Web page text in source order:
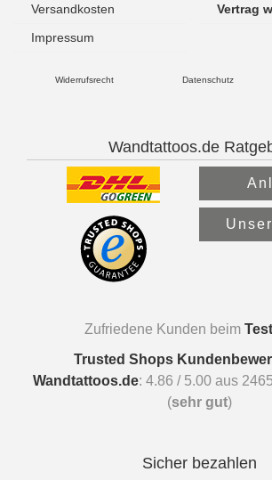
Versandkosten
Vertrag
Impressum
Widerrufsrecht Datenschutz
Wandtattoos.de
Zufriedene Kunden beim
Trusted Shops
Wandtattoos.de: 4.86 / 5.00 aus 2465
(sehr gut)
Sicher bezahlen